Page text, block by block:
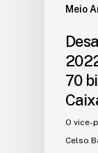
Meio
70
O vice-
Celso